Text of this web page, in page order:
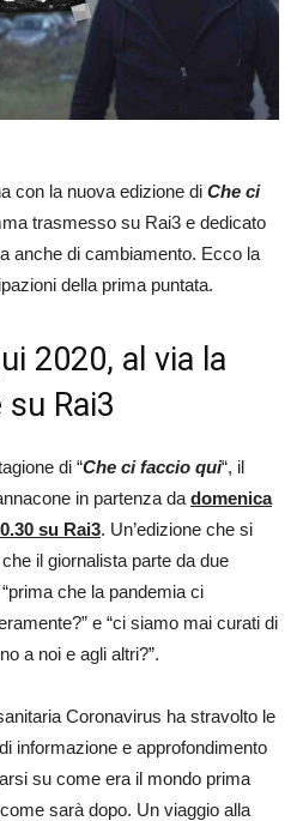
con la nuova edizione di Che ci
trasmesso su Rai3 e dedicato
anche di cambiamento. Ecco la
della prima puntata.
2020, al via la
Rai3
di “Che ci faccio qui“, il
in partenza da domenica
su Rai3. Un’edizione che si
il giornalista parte da due
che la pandemia ci
e “ci siamo mai curati di
a noi e agli altri?”.
Coronavirus ha stravolto le
informazione e approfondimento
su come era il mondo prima
sarà dopo. Un viaggio alla